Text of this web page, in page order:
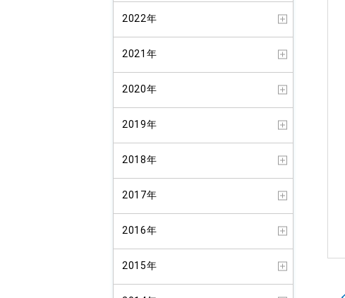
2022年
2021年
2020年
2019年
2018年
2017年
2016年
2015年